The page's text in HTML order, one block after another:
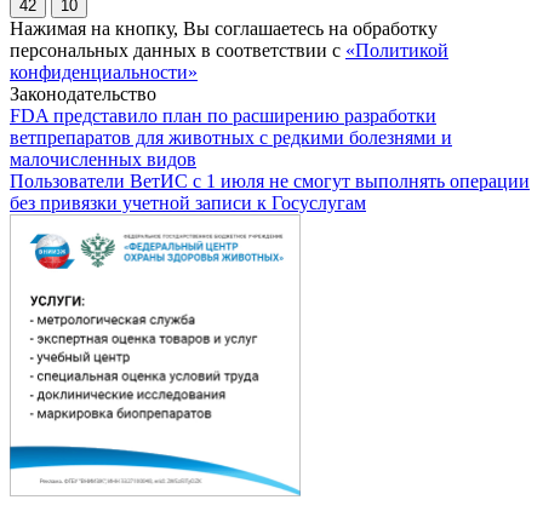
42 10
Нажимая на кнопку, Вы соглашаетесь на обработку
персональных данных в соответствии с «Политикой
конфиденциальности»
Законодательство
FDA представило план по расширению разработки
ветпрепаратов для животных с редкими болезнями и
малочисленных видов
Пользователи ВетИС с 1 июля не смогут выполнять операции
без привязки учетной записи к Госуслугам